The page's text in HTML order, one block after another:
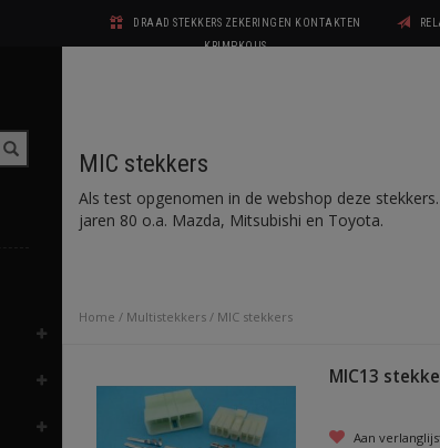
DRAAD STEKKERS ZEKERINGEN KONTAKTEN
KRIMPKOUS
MIC stekkers
Als test opgenomen in de webshop deze
jaren 80 o.a. Mazda, Mitsubishi en Toyota.
Home / Multistekkers / MIC stekkers
MIC13
Aan